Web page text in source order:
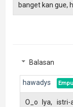
banget kan gue,
Balasan
hawadys
O_o Iya, istri-